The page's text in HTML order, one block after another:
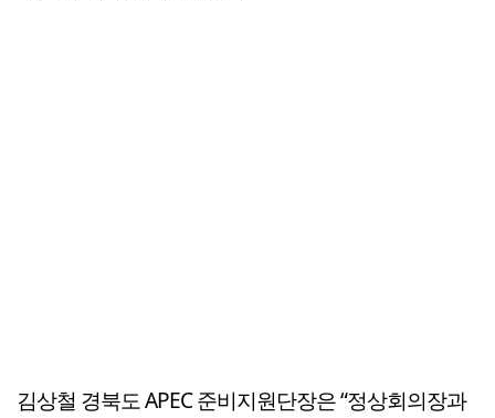
김상철 경북도 APEC 준비지원단장은 “정상회의장과